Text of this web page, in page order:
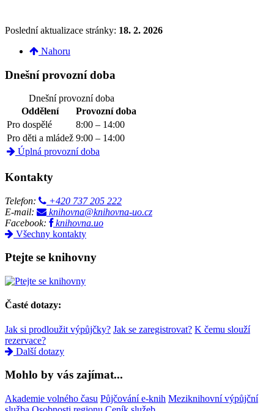
Poslední aktualizace stránky: 18. 2. 2026
Nahoru
Dnešní provozní doba
Dnešní provozní doba
Oddělení
Provozní doba
Pro dospělé
8:00 – 14:00
Pro děti a mládež 9:00 – 14:00
Úplná provozní doba
Kontakty
Telefon:
+420 737 205 222
E-mail:
knihovna@knihovna-uo.cz
Facebook:
knihovna.uo
Všechny kontakty
Ptejte se knihovny
Časté dotazy:
Jak si prodloužit výpůjčky? Jak se zaregistrovat? K čemu slouží
rezervace?
Další dotazy
Mohlo by vás zajímat...
Akademie volného času Půjčování e-knih Meziknihovní výpůjční